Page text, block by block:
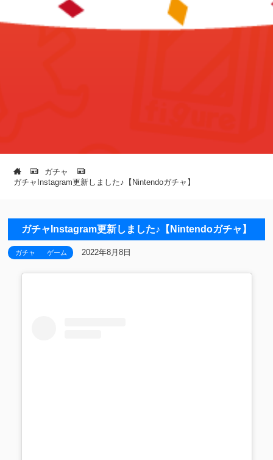
ガチャ
ガチャInstagram更新しました♪【Nintendoガチャ】
ガチャInstagram更新しました♪【Nintendoガチャ】
ガチャ ゲーム 2022年8月8日